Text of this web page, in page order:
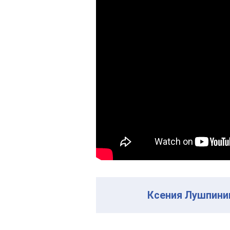
Ксения